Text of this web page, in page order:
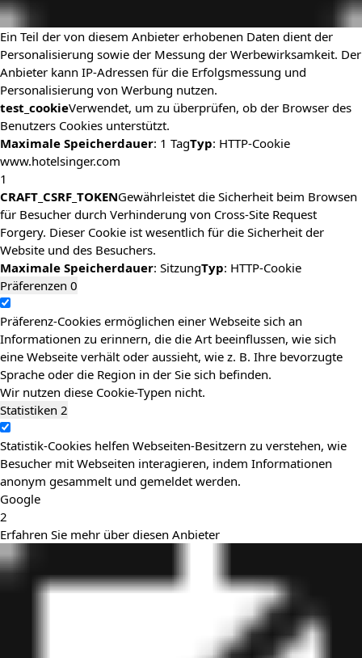
Ein Teil der von diesem Anbieter erhobenen Daten dient der
Personalisierung sowie der Messung der Werbewirksamkeit. Der
Anbieter kann IP-Adressen für die Erfolgsmessung und
Personalisierung von Werbung nutzen.
test_cookieVerwendet, um zu überprüfen, ob der Browser des
Benutzers Cookies unterstützt.
Maximale Speicherdauer: 1 TagTyp: HTTP-Cookie
www.hotelsinger.com
1
CRAFT_CSRF_TOKENGewährleistet die Sicherheit beim Browsen
für Besucher durch Verhinderung von Cross-Site Request
Forgery. Dieser Cookie ist wesentlich für die Sicherheit der
Website und des Besuchers.
Maximale Speicherdauer: SitzungTyp: HTTP-Cookie
Präferenzen 0
Präferenz-Cookies ermöglichen einer Webseite sich an
Informationen zu erinnern, die die Art beeinflussen, wie sich
eine Webseite verhält oder aussieht, wie z. B. Ihre bevorzugte
Sprache oder die Region in der Sie sich befinden.
Wir nutzen diese Cookie-Typen nicht.
Statistiken 2
Statistik-Cookies helfen Webseiten-Besitzern zu verstehen, wie
Besucher mit Webseiten interagieren, indem Informationen
anonym gesammelt und gemeldet werden.
Google
2
Erfahren Sie mehr über diesen Anbieter